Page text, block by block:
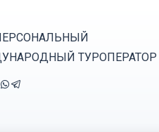
ТУРОПЕРАТОР